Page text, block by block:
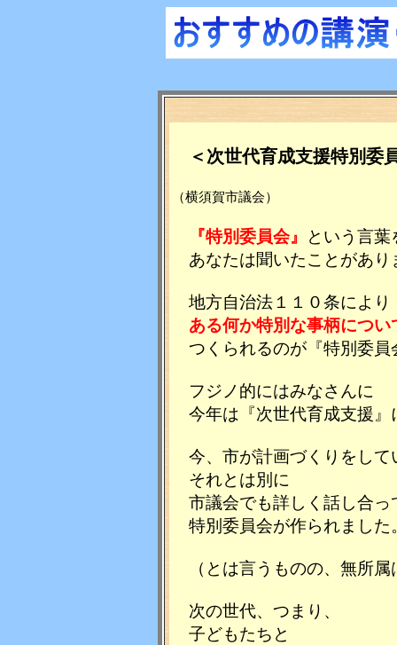
＜次世代育成支援特別委
（横須賀市議会）
『特別委員会』
という言葉
あなたは聞いたことがあり
地方自治法１１０条により
ある何か特別な事柄につ
つくられるのが『特別委員
フジノ的にはみなさんに
今年は『次世代育成支援』
今、市が計画づくりをして
それとは別に
市議会でも詳しく話し合っ
特別委員会が作られました
（とは言うものの、無所属
次の世代、つまり、
子どもたちと